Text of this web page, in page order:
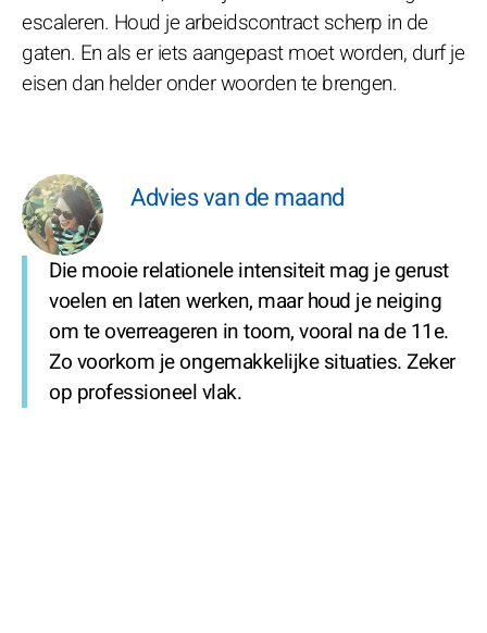
escaleren. Houd je arbeidscontract scherp in de
gaten. En als er iets aangepast moet worden, durf je
eisen dan helder onder woorden te brengen.
Advies van de maand
Die mooie relationele intensiteit mag je gerust
voelen en laten werken, maar houd je neiging
om te overreageren in toom, vooral na de 11e.
Zo voorkom je ongemakkelijke situaties. Zeker
op professioneel vlak.